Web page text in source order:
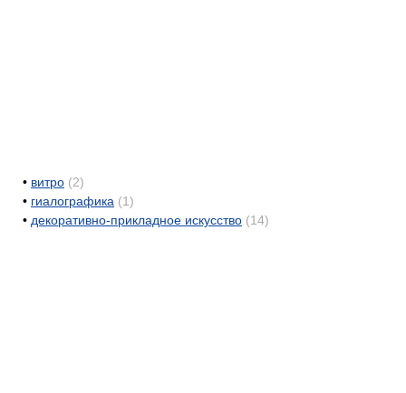
• витро (2)
• гиалографика (1)
• декоративно-прикладное искусство (14)